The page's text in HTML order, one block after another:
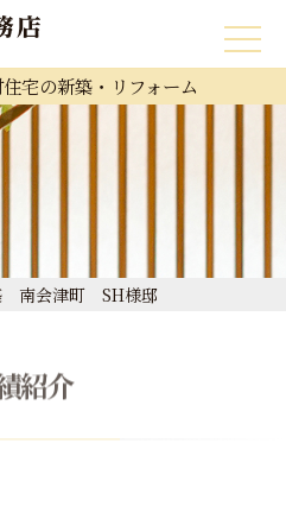
宅の新築・リフォーム
南会津町 SH様邸
紹介